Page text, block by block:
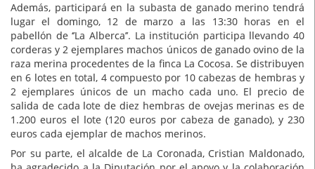
Además, participará en la subasta de ganado merino tendrá
lugar el domingo, 12 de marzo a las 13:30 horas en el
pabellón de ‘’La Alberca’’. La institución participa llevando 40
corderas y 2 ejemplares machos únicos de ganado ovino de la
raza merina procedentes de la finca La Cocosa. Se distribuyen
en 6 lotes en total, 4 compuesto por 10 cabezas de hembras y
2 ejemplares únicos de un macho cada uno. El precio de
salida de cada lote de diez hembras de ovejas merinas es de
1.200 euros el lote (120 euros por cabeza de ganado), y 230
euros cada ejemplar de machos merinos.
Por su parte, el alcalde de La Coronada, Cristian Maldonado,